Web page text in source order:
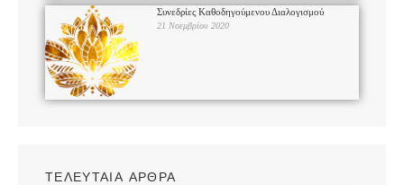
Συνεδρίες Καθοδηγούμενου Διαλογισμού
21 Νοεμβρίου 2020
ΤΕΛΕΥΤΑΙΑ ΑΡΘΡΑ